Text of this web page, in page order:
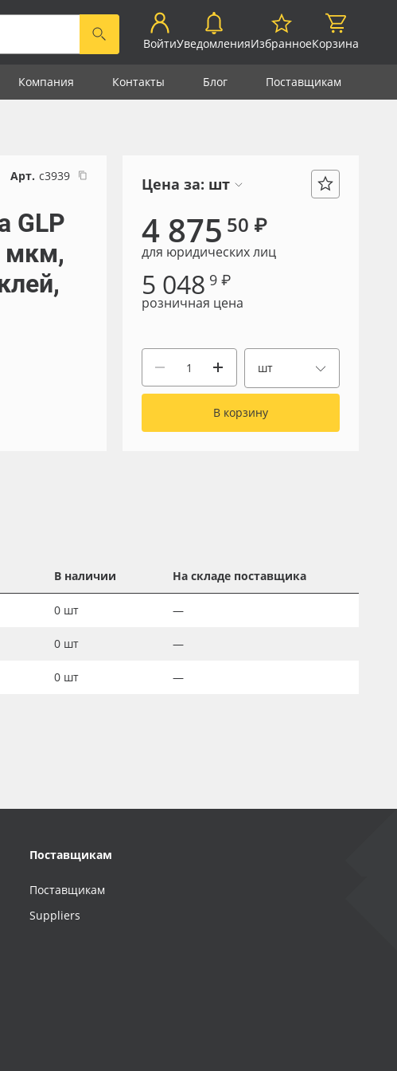
ВойтиУведомленияИзбранноеКорзина
Компания Контакты Блог Поставщикам
Арт. с3939
GLP
мкм,
Цена за: шт
4 875 50 ₽
для юридических лиц
5 048 9 ₽
розничная цена
шт
В корзину
В наличии На складе поставщика
0 шт —
0 шт —
0 шт —
Поставщикам
Поставщикам
Suppliers